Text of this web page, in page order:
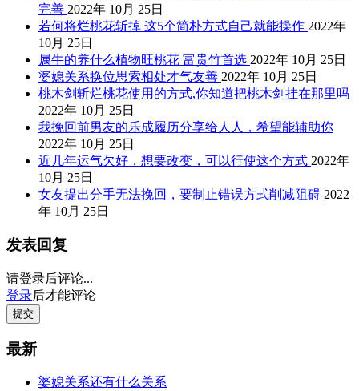
完善 2022年 10月 25日
若何将烂桃花斩掉 这5个简朴方式自己就能操作 2022年
10月 25日
属牛的养什么植物旺桃花 富贵竹首选 2022年 10月 25日
婆媳关系换位思索相处才气友善 2022年 10月 25日
桃木剑斩烂桃花使用的方式,你知道把桃木剑挂在那里吗
2022年 10月 25日
我挽回前男友的乐成履历分享给人人，希望能辅助你
2022年 10月 25日
近几年运气欠好，想要改变，可以行使这个方式 2022年
10月 25日
女友提出分手无法挽回，要制止错误方式削减阻碍 2022
年 10月 25日
发表回复
请登录后评论...
登录后才能评论
提交
最新
婆媳关系还有什么关系